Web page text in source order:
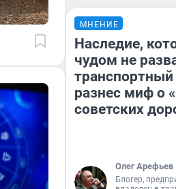
МНЕНИЕ
Наследие,
чудом не
транспортный
разнес миф о
советских
Олег Арефьев
Блогер,